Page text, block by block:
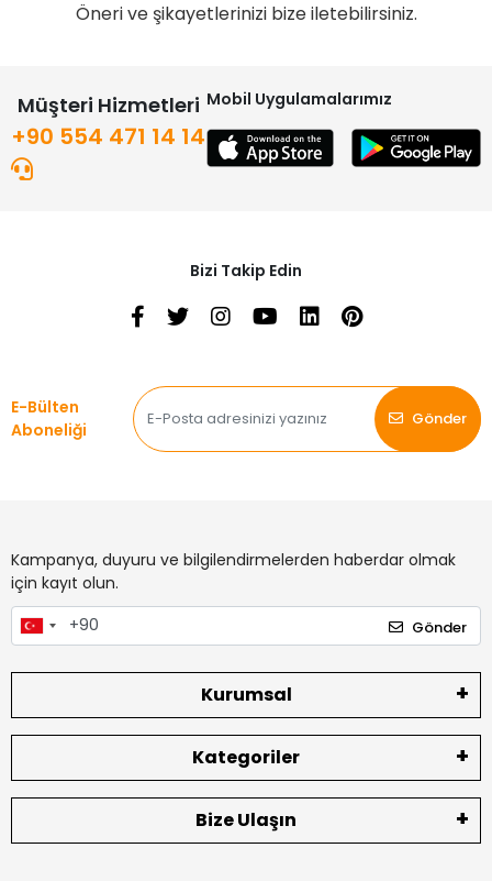
Öneri ve şikayetlerinizi bize iletebilirsiniz.
Müşteri Hizmetleri
+90 554 471 14 14
Mobil Uygulamalarımız
Bizi Takip Edin
E-Bülten
Aboneliği
Gönder
Kampanya, duyuru ve bilgilendirmelerden haberdar olmak
için kayıt olun.
Gönder
Kurumsal
Kategoriler
Bize Ulaşın